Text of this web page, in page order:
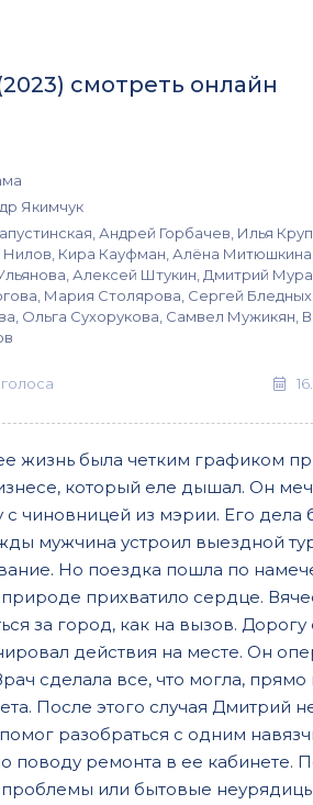
смотреть онлайн
Якимчук
Андрей Горбачев, Илья
Нилов, Кира Кауфман, Алёна
Алексей Штукин, Дмитрий
Мария Столярова, Сергей
Ольга Сухорукова, Самвел Мужикян,
голоса
жизнь была четким графиком
который еле дышал. Он
с чиновницей из мэрии. Его дела
мужчина устроил выездной
Но поездка пошла по
прихватило сердце.
за город, как на вызов.
действия на месте. Он
сделала все, что могла, прямо
После этого случая Дмитрий
разобраться с одним
поводу ремонта в ее кабинете.
или бытовые